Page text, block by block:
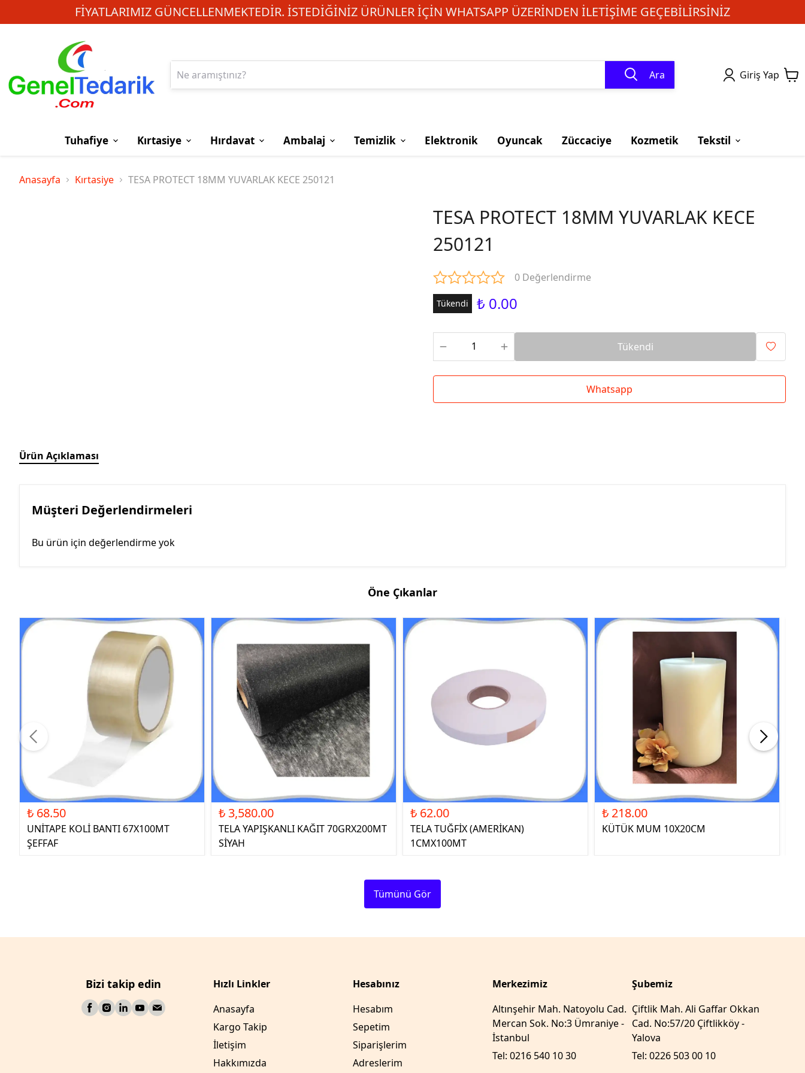
FIYATLARIMIZ GÜNCELLENMEKTEDIR. İSTEDIĞINIZ ÜRÜNLER IÇIN WHATSAPP ÜZERINDEN ILETIŞIME GEÇEBILIRSINIZ
Ara Giriş Yap
Tuhafiye Kırtasiye Hırdavat Ambalaj Temizlik Elektronik Oyuncak Züccaciye Kozmetik Tekstil
Anasayfa Kırtasiye TESA PROTECT 18MM YUVARLAK KECE 250121
TESA PROTECT 18MM YUVARLAK KECE
250121
0 Değerlendirme
Tükendi ₺ 0.00
Tükendi
Whatsapp
Ürün Açıklaması
Müşteri Değerlendirmeleri
Bu ürün için değerlendirme yok
Öne Çıkanlar
₺ 68.50
UNİTAPE KOLİ BANTI 67X100MT
ŞEFFAF
₺ 3,580.00
TELA YAPIŞKANLI KAĞIT 70GRX200MT
SİYAH
₺ 62.00
TELA TUĞFİX (AMERİKAN)
1CMX100MT
₺ 218.00
KÜTÜK MUM 10X20CM
Tümünü Gör
Bizi takip edin
Hızlı Linkler
Anasayfa
Kargo Takip
İletişim
Hakkımızda
Hesabınız
Hesabım
Sepetim
Siparişlerim
Adreslerim
Merkezimiz
Altınşehir Mah. Natoyolu Cad.
Mercan Sok. No:3 Ümraniye -
İstanbul
Tel: 0216 540 10 30
Şubemiz
Çiftlik Mah. Ali Gaffar Okkan
Cad. No:57/20 Çiftlikköy -
Yalova
Tel: 0226 503 00 10